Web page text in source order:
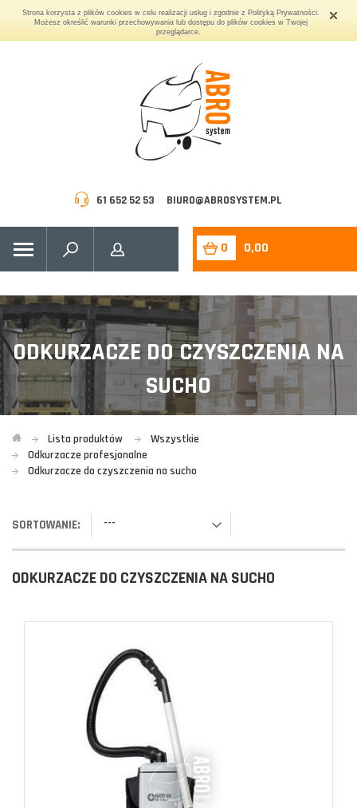
Strona korzysta z plików cookies w celu realizacji usług i zgodnie z Polityką Prywatności.
Możesz określić warunki przechowywania lub dostępu do plików cookies w Twojej
przeglądarce.
61 652 52 53 BIURO@ABROSYSTEM.PL
0 0,00
ODKURZACZE DO CZYSZCZENIA NA
SUCHO
Lista produktów
Wszystkie
Odkurzacze profesjonalne
Odkurzacze do czyszczenia na sucho
SORTOWANIE: ---
ODKURZACZE DO CZYSZCZENIA NA SUCHO